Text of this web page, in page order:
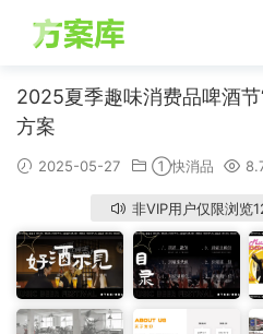
2025夏季趣味消费品啤酒节
方案
2025-05-27 ①快消品
非VIP用户仅限浏览